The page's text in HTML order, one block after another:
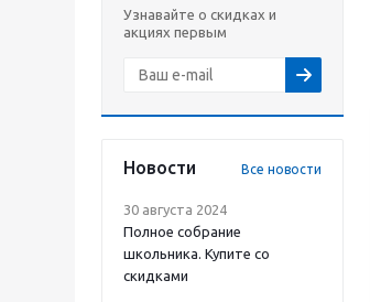
Узнавайте о скидках и
акциях первым
Новости Все новости
30 августа 2024
Полное собрание
школьника. Купите со
скидками